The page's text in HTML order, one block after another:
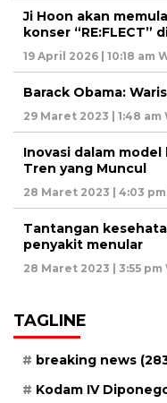
Ji Hoon akan
konser “RE:FLECT”
19 April 2026 | 10:18 am
Barack Obama:
29 Maret 2023 | 1:48 am
Inovasi dalam
Tren yang Muncul
28 Maret 2023 | 4:03
Tantangan
penyakit menular
28 Maret 2023 | 3:55 pm
TAGLINE
breaking news
Kodam IV